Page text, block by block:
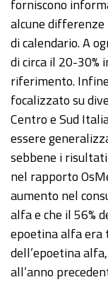
forniscono
alcune
di calendario. A
di circa il 20-
riferimento.
focalizzato su
Centro e Sud
essere
sebbene i
nel rapporto
aumento nel
alfa e che il 56%
epoetina alfa
dell’epoetina
all’anno